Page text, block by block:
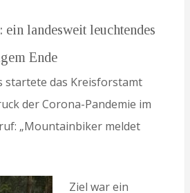
landesweit leuchtendes
Ende
startete das Kreisforstamt
der Corona-Pandemie im
„Mountainbiker meldet
Ziel war ein